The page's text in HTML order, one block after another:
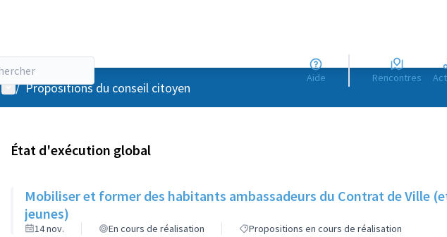
Aide Rencontres
Menu utilisateur
/ Propositions du conseil citoyen
État d'exécution global
Mobiliser et former des habitants ambassadeurs du Contrat de Ville
jeunes)
14 nov. En cours de réalisation Propositions en cours de réalisation